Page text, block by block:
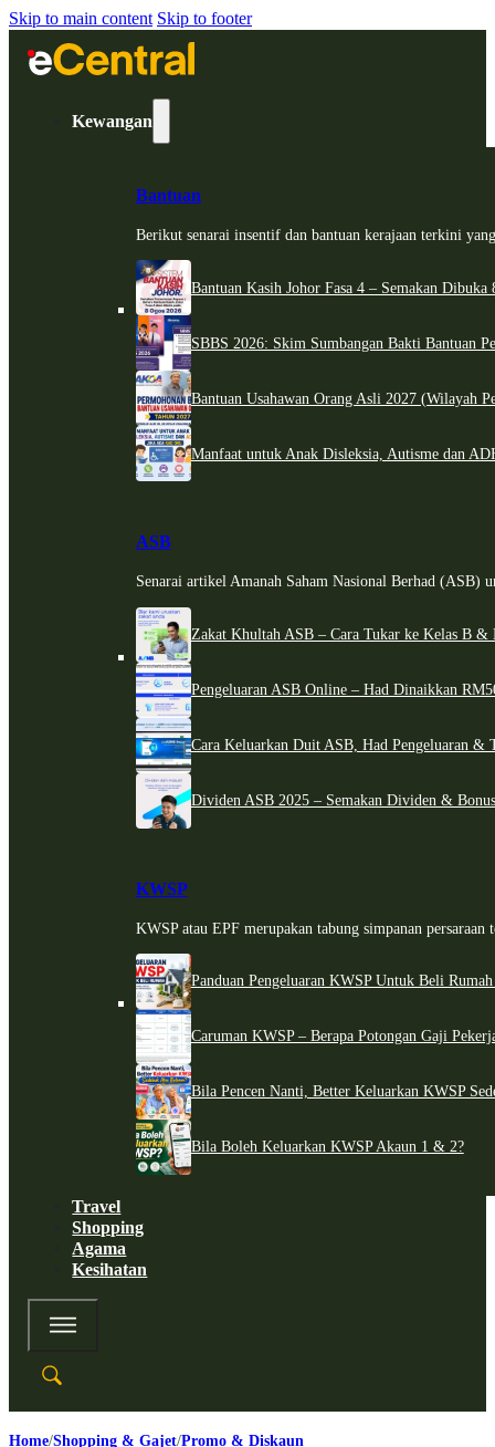
Skip to main content Skip to footer
Kewangan
Bantuan
Berikut senarai insentif dan bantuan kerajaan terkini
Bantuan Kasih Johor Fasa 4 – Semakan
SBBS 2026: Skim Sumbangan Bakti Bantuan
Bantuan Usahawan Orang Asli 2027 (Wilayah
Manfaat untuk Anak Disleksia, Autisme dan
ASB
Senarai artikel Amanah Saham Nasional Berhad (ASB)
Zakat Khultah ASB – Cara Tukar ke Kelas B &
Pengeluaran ASB Online – Had Dinaikkan
Cara Keluarkan Duit ASB, Had Pengeluaran &
Dividen ASB 2025 – Semakan Dividen &
KWSP
KWSP atau EPF merupakan tabung simpanan persaraan
Panduan Pengeluaran KWSP Untuk Beli
Caruman KWSP – Berapa Potongan Gaji
Bila Pencen Nanti, Better Keluarkan KWSP
Bila Boleh Keluarkan KWSP Akaun 1 & 2?
Travel
Shopping
Agama
Kesihatan
Home Shopping & Gajet Promo & Diskaun